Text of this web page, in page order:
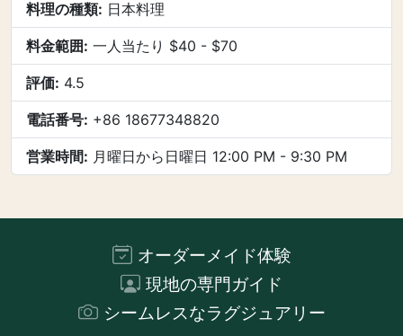
料理の種類: 日本料理
料金範囲: 一人当たり $40 - $70
評価: 4.5
電話番号: +86 18677348820
営業時間: 月曜日から日曜日 12:00 PM - 9:30 PM
オーダーメイド体験
現地の専門ガイド
シームレスなラグジュアリー